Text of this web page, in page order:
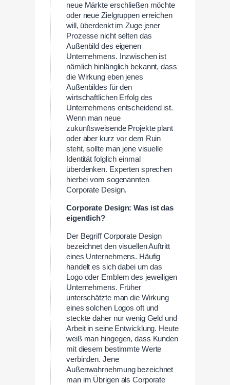
neue Märkte erschließen möchte
oder neue Zielgruppen erreichen
will, überdenkt im Zuge jener
Prozesse nicht selten das
Außenbild des eigenen
Unternehmens. Inzwischen ist
nämlich hinlänglich bekannt, dass
die Wirkung eben jenes
Außenbildes für den
wirtschaftlichen Erfolg des
Unternehmens entscheidend ist.
Wenn man neue
zukunftsweisende Projekte plant
oder aber kurz vor dem Ruin
steht, sollte man jene visuelle
Identität folglich einmal
überdenken. Experten sprechen
hierbei vom sogenannten
Corporate Design.
Corporate Design: Was ist das
eigentlich?
Der Begriff Corporate Design
bezeichnet den visuellen Auftritt
eines Unternehmens. Häufig
handelt es sich dabei um das
Logo oder Emblem des jeweiligen
Unternehmens. Früher
unterschätzte man die Wirkung
eines solchen Logos oft und
steckte daher nur wenig Geld und
Arbeit in seine Entwicklung. Heute
weiß man hingegen, dass Kunden
mit diesem bestimmte Werte
verbinden. Jene
Außenwahrnehmung bezeichnet
man im Übrigen als Corporate